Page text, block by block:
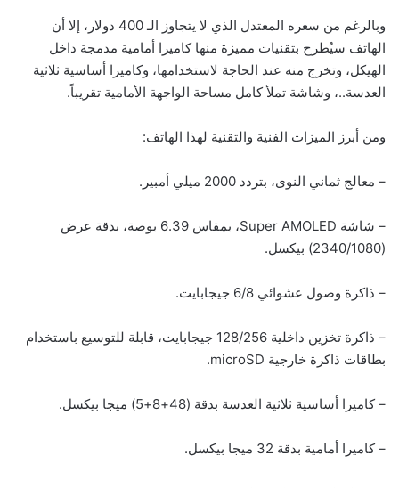
وبالرغم من سعره المعتدل الذي لا يتجاوز الـ 400 دولار، إلا أن
الهاتف سيُطرح بتقنيات مميزة منها كاميرا أمامية مدمجة داخل
الهيكل، وتخرج منه عند الحاجة لاستخدامها، وكاميرا أساسية ثلاثية
العدسة..، وشاشة تملأ كامل مساحة الواجهة الأمامية تقريباً.
ومن أبرز الميزات الفنية والتقنية لهذا الهاتف:
– معالج ثماني النوى، بتردد 2000 ميلي أمبير.
– شاشة Super AMOLED، بمقاس 6.39 بوصة، بدقة عرض
(2340/1080) بيكسل.
– ذاكرة وصول عشوائي 6/8 جيجابايت.
– ذاكرة تخزين داخلية 128/256 جيجابايت، قابلة للتوسيع باستخدام
بطاقات ذاكرة خارجية microSD.
– كاميرا أساسية ثلاثية العدسة بدقة (48+8+5) ميجا بيكسل.
– كاميرا أمامية بدقة 32 ميجا بيكسل.